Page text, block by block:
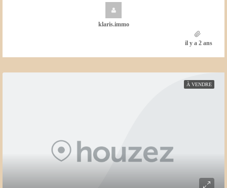
klaris.immo
il y a 2 ans
À VENDRE